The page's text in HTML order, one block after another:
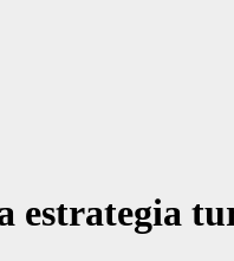
estrategia